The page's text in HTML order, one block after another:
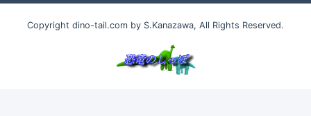
Copyright dino-tail.com by S.Kanazawa, All Rights Reserved.